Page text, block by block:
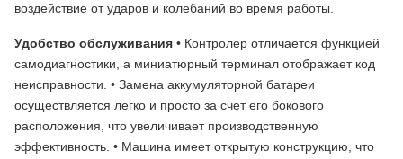
воздействие от ударов и колебаний во время работы.
Удобство обслуживания • Контролер отличается функцией
самодиагностики, а миниатюрный терминал отображает код
неисправности. • Замена аккумуляторной батареи
осуществляется легко и просто за счет его бокового
расположения, что увеличивает производственную
эффективность. • Машина имеет открытую конструкцию, что